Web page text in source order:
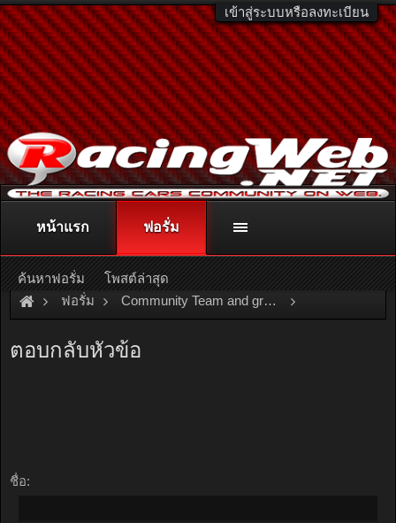
เข้าสู่ระบบหรือลงทะเบียน
ติดต่อลงโฆษณา racingweb@gmail.comหรือโทร. 081-811-1138
หรืออ่านรายละเอียดเพิ่มเติม คลิกที่นี่
ฟอรั่ม Community Team and group
ตอบกลับหัวข้อ
ชื่อ:
หน้าแรก ฟอรั่ม
ค้นหาฟอรั่ม โพสต์ล่าสุด